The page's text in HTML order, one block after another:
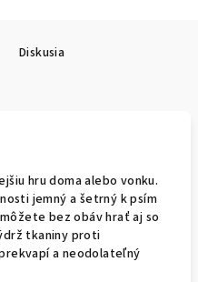
Diskusia
hru doma alebo vonku.
jemný a šetrný k psím
bez obáv hrať aj so
tkaniny proti
a neodolateľný